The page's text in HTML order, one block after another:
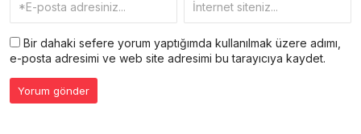
Bir dahaki sefere yorum yaptığımda kullanılmak üzere adımı,
e-posta adresimi ve web site adresimi bu tarayıcıya kaydet.